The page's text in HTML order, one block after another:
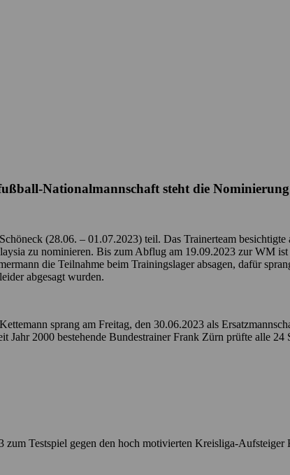
Nationalmannschaft steht die
(28.06. – 01.07.2023) teil. Das Trainerteam
zu nominieren. Bis zum Abflug am 19.09.2023 zur WM
die Teilnahme beim Trainingslager absagen, dafür
abgesagt wurden.
sprang am Freitag, den 30.06.2023 als
2000 bestehende Bundestrainer Frank Zürn prüfte alle
Testspiel gegen den hoch motivierten Kreisliga-